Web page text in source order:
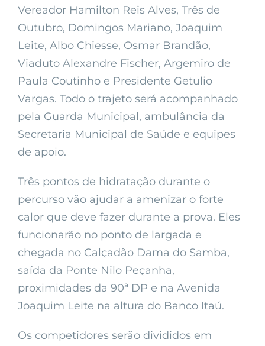
Vereador Hamilton Reis Alves, Três de
Outubro, Domingos Mariano, Joaquim
Leite, Albo Chiesse, Osmar Brandão,
Viaduto Alexandre Fischer, Argemiro de
Paula Coutinho e Presidente Getulio
Vargas. Todo o trajeto será acompanhado
pela Guarda Municipal, ambulância da
Secretaria Municipal de Saúde e equipes
de apoio.
Três pontos de hidratação durante o
percurso vão ajudar a amenizar o forte
calor que deve fazer durante a prova. Eles
funcionarão no ponto de largada e
chegada no Calçadão Dama do Samba,
saída da Ponte Nilo Peçanha,
proximidades da 90ª DP e na Avenida
Joaquim Leite na altura do Banco Itaú.
Os competidores serão divididos em